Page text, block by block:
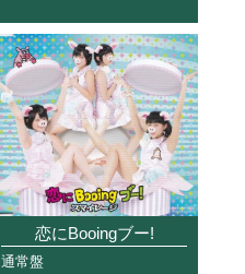
恋にBooingブー!
通常盤